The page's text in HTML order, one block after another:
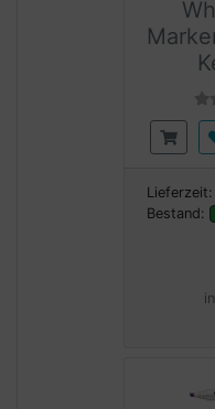
Lieferzeit:
Bestand: